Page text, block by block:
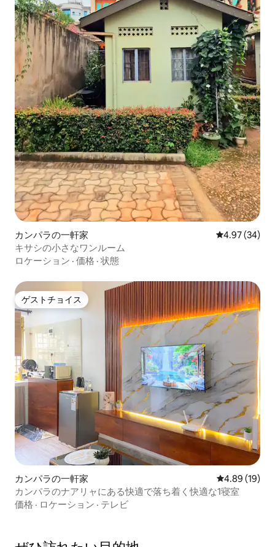
カンパラの一軒家 レビュー34
4.97 (34)
キサシの小さなワンルーム
ロケーション · 価格 · 状態
ゲストチョイス
ゲストチョイス
カンパラの一軒家 レビュー19
4.89 (19)
カンパラのナアリャにある快適で落ち着く快適な1寝室
価格 · ロケーション · テレビ